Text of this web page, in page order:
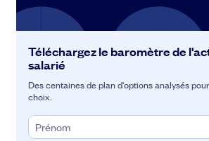
Téléchargez le baromètre de
salarié
Des centaines de plan d'options analysés
choix.